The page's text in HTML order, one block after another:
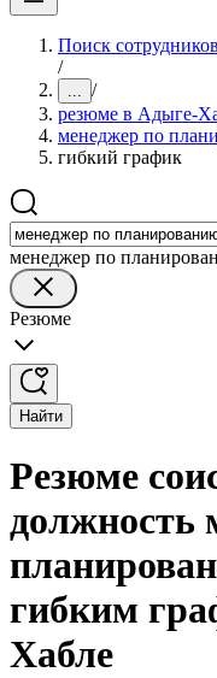
Поиск
/
... /
резюме в Адыге-
менеджер по
гибкий график
менеджер по
Резюме
Найти
Резюме
должность
гибким
Хабле